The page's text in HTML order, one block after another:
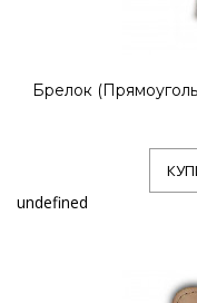
Брелок
undefined